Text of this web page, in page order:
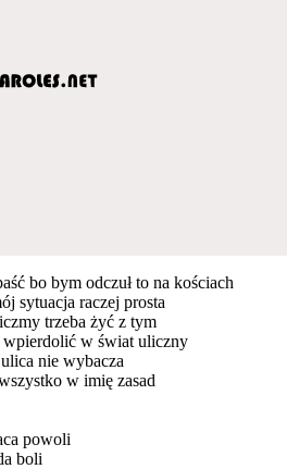
bo bym odczuł to na kościach
sytuacja raczej prosta
trzeba żyć z tym
wpierdolić w świat uliczny
nie wybacza
w imię zasad
powoli
boli